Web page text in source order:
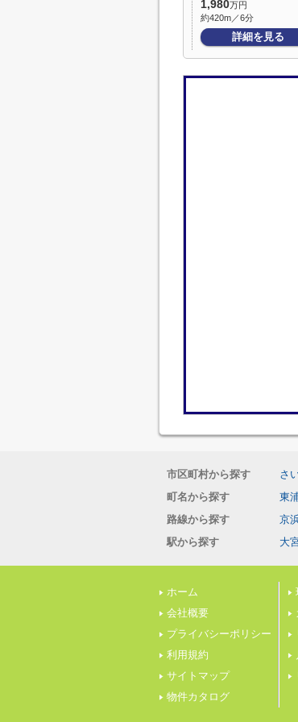
1,980万円
約420m／6分
詳細を見る
市区町村から探す さ
町名から探す
東
路線から探す
京
駅から探す
大
ホーム
会社概要
プライバシーポリシー
利用規約
サイトマップ
物件カタログ